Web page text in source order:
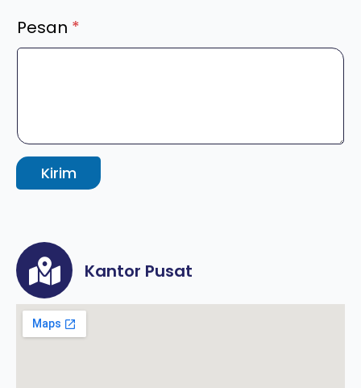
Pesan *
Kirim
Kantor Pusat